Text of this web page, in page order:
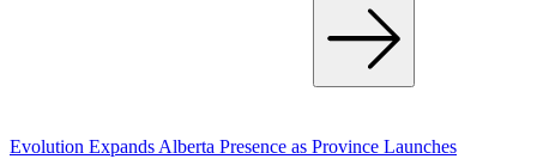
Evolution Expands Alberta Presence as Province Launches